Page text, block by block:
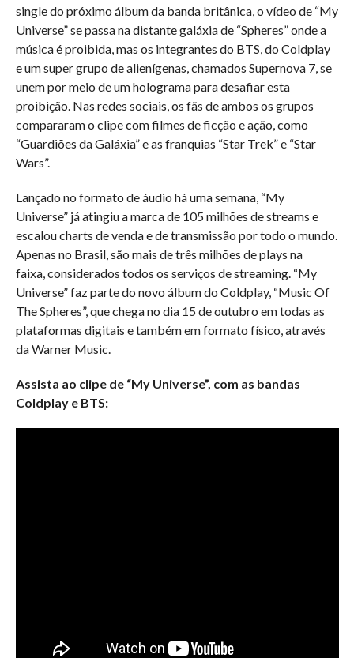
single do próximo álbum da banda britânica, o vídeo de “My
Universe” se passa na distante galáxia de “Spheres” onde a
música é proibida, mas os integrantes do BTS, do Coldplay
e um super grupo de alienígenas, chamados Supernova 7, se
unem por meio de um holograma para desafiar esta
proibição. Nas redes sociais, os fãs de ambos os grupos
compararam o clipe com filmes de ficção e ação, como
“Guardiões da Galáxia” e as franquias “Star Trek” e “Star
Wars”.
Lançado no formato de áudio há uma semana, “My
Universe” já atingiu a marca de 105 milhões de streams e
escalou charts de venda e de transmissão por todo o mundo.
Apenas no Brasil, são mais de três milhões de plays na
faixa, considerados todos os serviços de streaming. “My
Universe” faz parte do novo álbum do Coldplay, “Music Of
The Spheres”, que chega no dia 15 de outubro em todas as
plataformas digitais e também em formato físico, através
da Warner Music.
Assista ao clipe de “My Universe”, com as bandas
Coldplay e BTS: